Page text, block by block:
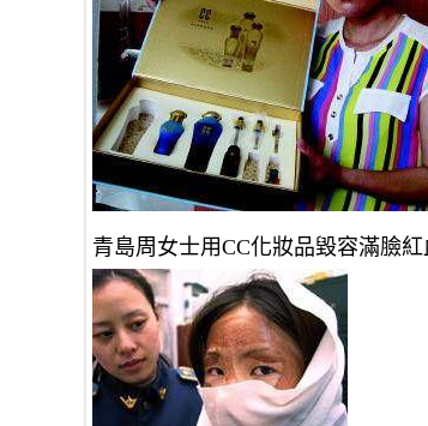
青島周女士用CC化妝品毀容滿臉